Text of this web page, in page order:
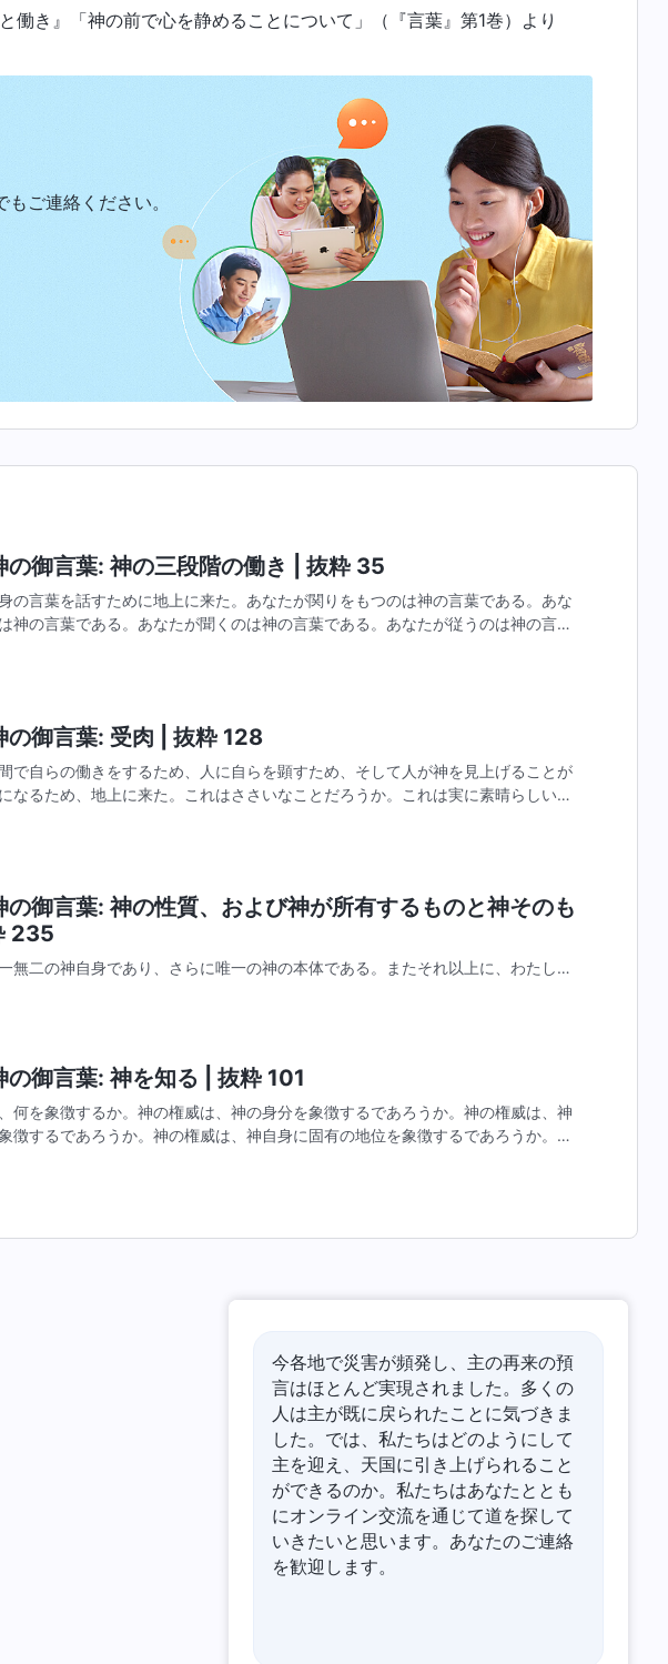
と働き』「神の前で心を静めることについて」（『言葉』第1巻）より
ご連絡ください。
の御言葉: 神の三段階の働き | 抜粋 35
の言葉を話すために地上に来た。あなたが関りをもつのは神の言葉である。あな
神の言葉である。あなたが聞くのは神の言葉である。あなたが従うのは神の言葉
の御言葉: 受肉 | 抜粋 128
で自らの働きをするため、人に自らを顕すため、そして人が神を見上げることが
なるため、地上に来た。これはささいなことだろうか。これは実に素晴らしいこ
の御言葉: 神の性質、および神が所有するものと神そのも
235
無二の神自身であり、さらに唯一の神の本体である。またそれ以上に、わたしと
の御言葉: 神を知る | 抜粋 101
何を象徴するか。神の権威は、神の身分を象徴するであろうか。神の権威は、神
徴するであろうか。神の権威は、神自身に固有の地位を象徴するであろうか。あ
今各地で災害が頻発し、主の再来の預
言はほとんど実現されました。多くの
人は主が既に戻られたことに気づきま
した。では、私たちはどのようにして
主を迎え、天国に引き上げられること
ができるのか。私たちはあなたととも
にオンライン交流を通じて道を探して
いきたいと思います。あなたのご連絡
を歓迎します。